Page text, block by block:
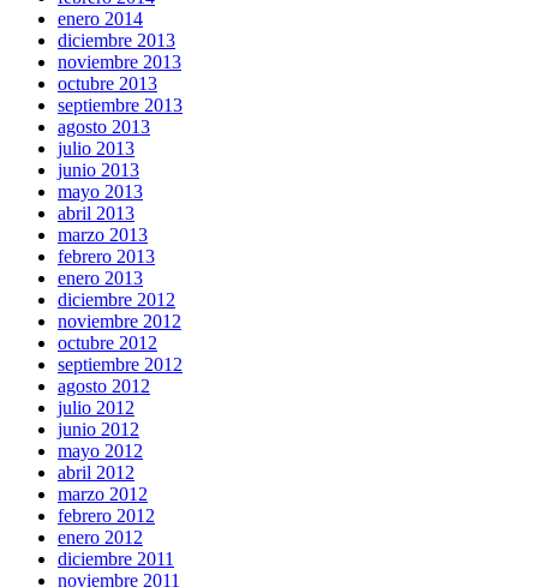
enero 2014
diciembre 2013
noviembre 2013
octubre 2013
septiembre 2013
agosto 2013
julio 2013
junio 2013
mayo 2013
abril 2013
marzo 2013
febrero 2013
enero 2013
diciembre 2012
noviembre 2012
octubre 2012
septiembre 2012
agosto 2012
julio 2012
junio 2012
mayo 2012
abril 2012
marzo 2012
febrero 2012
enero 2012
diciembre 2011
noviembre 2011